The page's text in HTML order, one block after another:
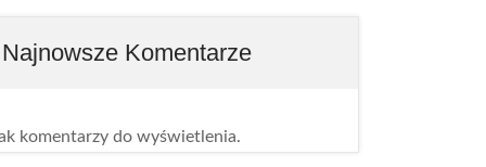
Najnowsze Komentarze
komentarzy do wyświetlenia.